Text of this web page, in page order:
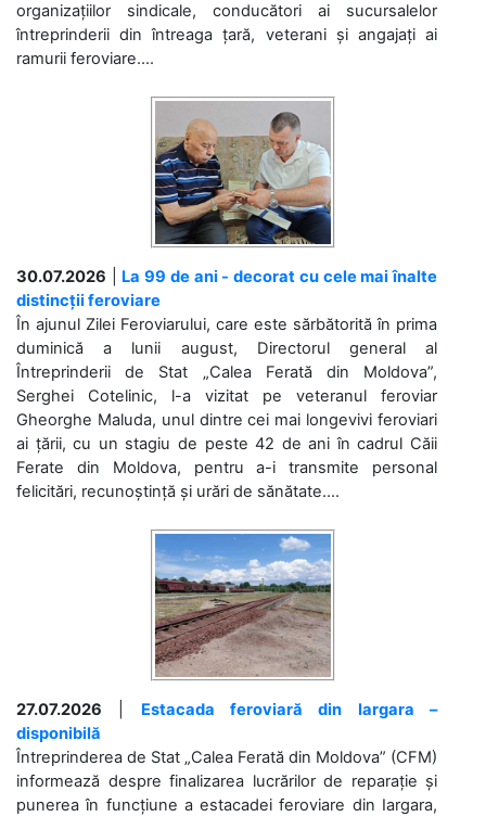
organizațiilor sindicale, conducători ai sucursalelor
întreprinderii din întreaga țară, veterani și angajați ai
ramurii feroviare....
30.07.2026
La 99 de ani - decorat cu cele mai înalte
distincții feroviare
În ajunul Zilei Feroviarului, care este sărbătorită în prima
duminică a lunii august, Directorul general al
Întreprinderii de Stat „Calea Ferată din Moldova”,
Serghei Cotelinic, l-a vizitat pe veteranul feroviar
Gheorghe Maluda, unul dintre cei mai longevivi feroviari
ai țării, cu un stagiu de peste 42 de ani în cadrul Căii
Ferate din Moldova, pentru a-i transmite personal
felicitări, recunoștință și urări de sănătate....
27.07.2026
Estacada feroviară din Iargara –
disponibilă
Întreprinderea de Stat „Calea Ferată din Moldova” (CFM)
informează despre finalizarea lucrărilor de reparație și
punerea în funcțiune a estacadei feroviare din Iargara,